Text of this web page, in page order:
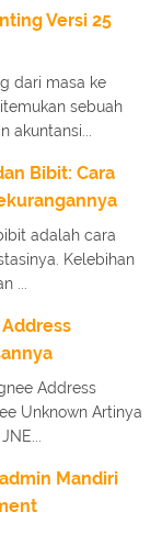
Versi 25
dari masa ke
sebuah
Bibit: Cara
adalah cara
Kelebihan
...
Address
Unknown Artinya
Mandiri